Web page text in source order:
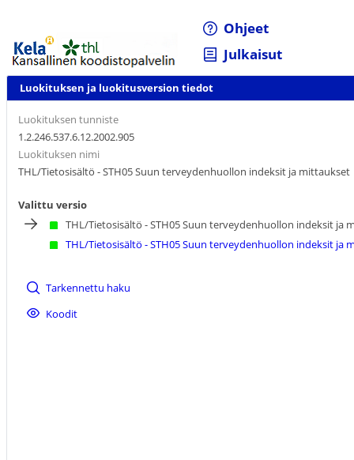
Ohjeet
Julkaisut
Luokituksen ja luokitusversion tiedot
Luokituksen tunniste
1.2.246.537.6.12.2002.905
Luokituksen nimi
THL/Tietosisältö - STH05 Suun terveydenhuollon indeksit ja mittaukset
Valittu versio
THL/Tietosisältö - STH05 Suun terveydenhuollon indeksit ja
THL/Tietosisältö - STH05 Suun terveydenhuollon indeksit ja
Tarkennettu haku
Koodit